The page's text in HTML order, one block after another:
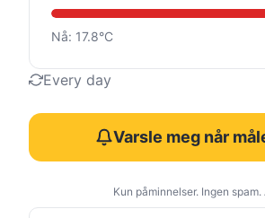
Nå: 17.8°C
Every day
Varsle meg når
Kun påminnelser. Ingen spam.